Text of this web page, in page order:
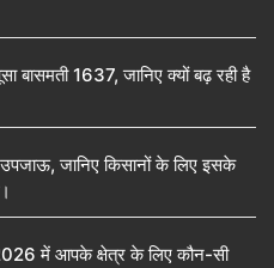
बासमती 1637, जानिए क्यों बढ़ रही है
जानिए किसानों के लिए इसके
में आपके क्षेत्र के लिए कौन-सी